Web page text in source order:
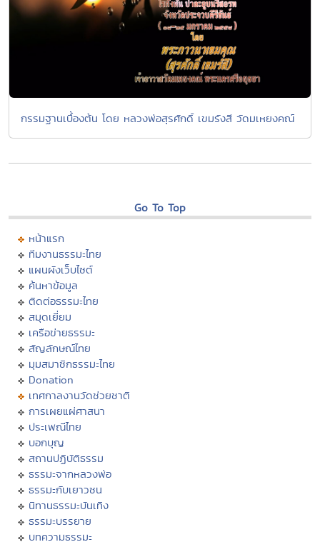
กรรมฐานเบื้องต้น โดย หลวงพ่อสุรศักดิ์ เขมรังสี วัดมเหยงคณ์
Go To Top
หน้าแรก
ทีมงานธรรมะไทย
แผนผังเว็บไซต์
ค้นหาข้อมูล
ติดต่อธรรมะไทย
สมุดเยี่ยม
เครือข่ายธรรมะ
สัญลักษณ์ไทย
มุมสมาชิกธรรมะไทย
Donation
เทศกาลงานวัดช่วยชาติ
การเผยแผ่ศาสนา
ประเพณีไทย
บอกบุญ
สถานปฏิบัติธรรม
ธรรมะจากหลวงพ่อ
ธรรมะกับเยาวชน
นิทานธรรมะบันเทิง
ธรรมะบรรยาย
บทความธรรมะ